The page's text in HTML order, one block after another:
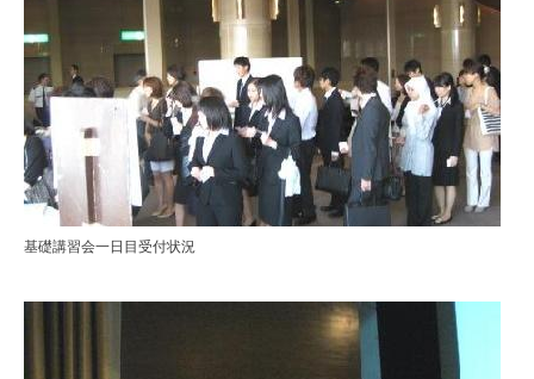
基礎講習会一日目受付状況